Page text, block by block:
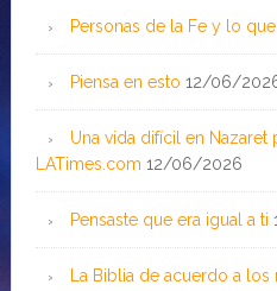
Personas de la Fe y lo
Piensa en esto 12/06/
Una vida difícil en Nazaret
LATimes.com 12/06/2026
Pensaste que era igual a ti
La Biblia de acuerdo a